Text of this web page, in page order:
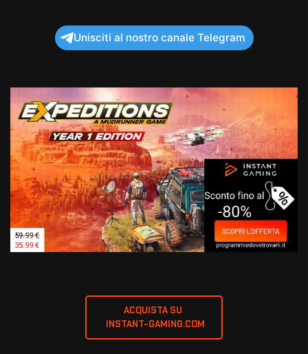
Unisciti al nostro canale Telegram
ACQUISTA SU
INSTANT-GAMING.COM